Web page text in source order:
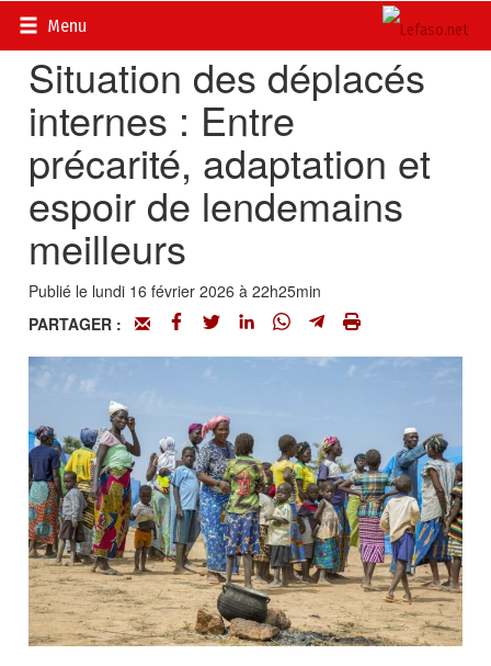
Menu
Accueil>
Situation des déplacés
internes : Entre
précarité, adaptation et
espoir de lendemains
meilleurs
Publié le lundi 16 février 2026 à 22h25min
PARTAGER :